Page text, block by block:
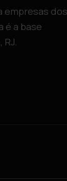
empresas dos
é a base